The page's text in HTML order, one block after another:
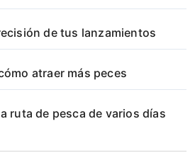
de tus lanzamientos
atraer más peces
ruta de pesca de varios días